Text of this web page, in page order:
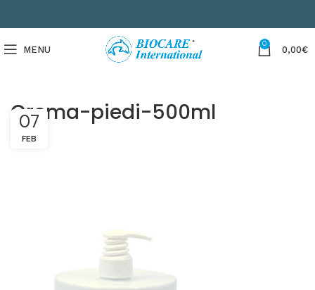
MENU
0
0,00€
Crema-piedi-500ml
07
FEB